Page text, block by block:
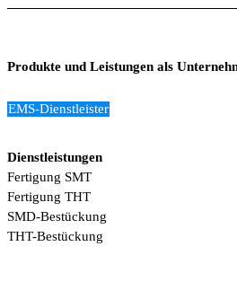
Produkte und Leistungen als
EMS-Dienstleister
Dienstleistungen
Fertigung SMT
Fertigung THT
SMD-Bestückung
THT-Bestückung